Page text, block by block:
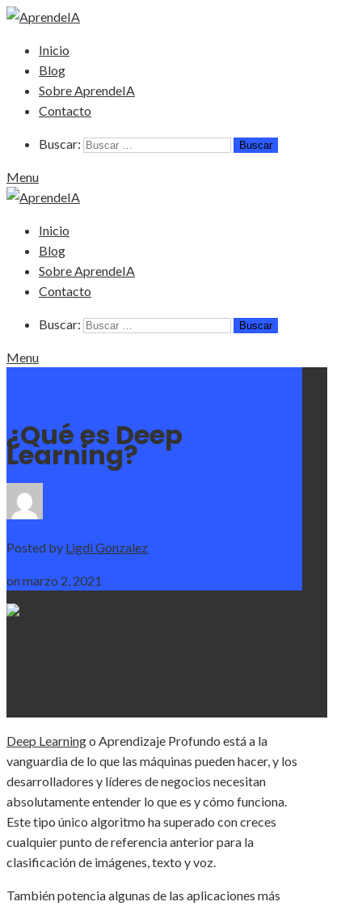
Inicio
Blog
Sobre AprendeIA
Contacto
Buscar:
Menu
Inicio
Blog
Sobre AprendeIA
Contacto
Buscar:
Menu
¿Qué es Deep
Learning?
Posted by Ligdi Gonzalez
onmarzo 2, 2021
Deep Learningo Aprendizaje Profundo está a la
vanguardia de lo que las máquinas pueden hacer, y los
desarrolladores y líderes de negocios necesitan
absolutamente entender lo que es y cómo funciona.
Este tipo único algoritmo ha superado con creces
cualquier punto de referencia anterior para la
clasificación de imágenes, texto y voz.
También potencia algunas de las aplicaciones más